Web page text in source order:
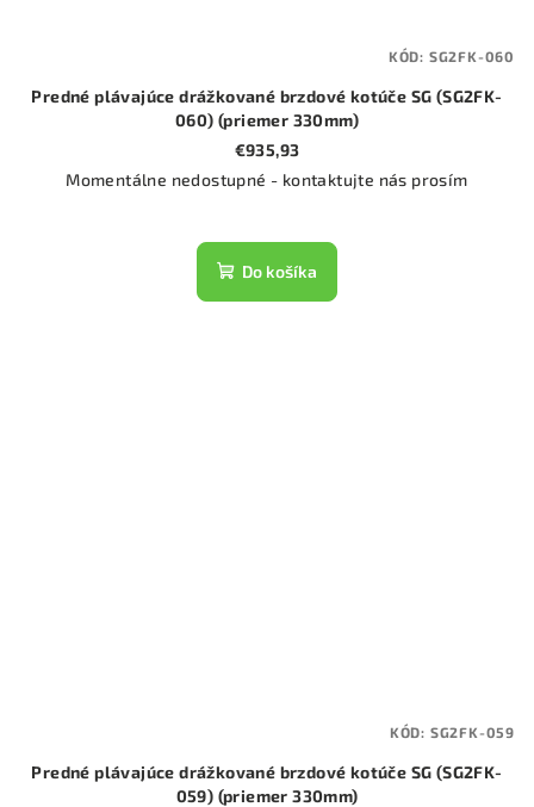
Predné plávajúce drážkované brzdové kotúče SG (SG2FK-
060) (priemer 330mm)
€935,93
Momentálne nedostupné - kontaktujte nás prosím
Do košíka
KÓD: SG2FK-060
Predné plávajúce drážkované brzdové kotúče SG (SG2FK-
059) (priemer 330mm)
KÓD: SG2FK-059